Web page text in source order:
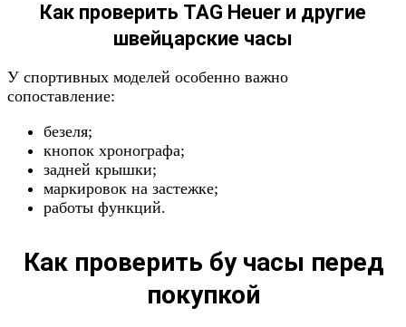
Как проверить TAG Heuer и другие
швейцарские часы
У спортивных моделей особенно важно
сопоставление:
безеля;
кнопок хронографа;
задней крышки;
маркировок на застежке;
работы функций.
Как проверить бу часы перед
покупкой